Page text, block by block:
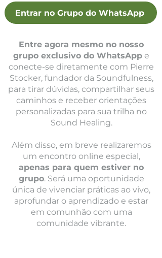
Entrar no Grupo do WhatsApp
Entre agora mesmo no nosso
grupo exclusivo do WhatsApp e
conecte-se diretamente com Pierre
Stocker, fundador da Soundfulness,
para tirar dúvidas, compartilhar seus
caminhos e receber orientações
personalizadas para sua trilha no
Sound Healing.
Além disso, em breve realizaremos
um encontro online especial,
apenas para quem estiver no
grupo. Será uma oportunidade
única de vivenciar práticas ao vivo,
aprofundar o aprendizado e estar
em comunhão com uma
comunidade vibrante.